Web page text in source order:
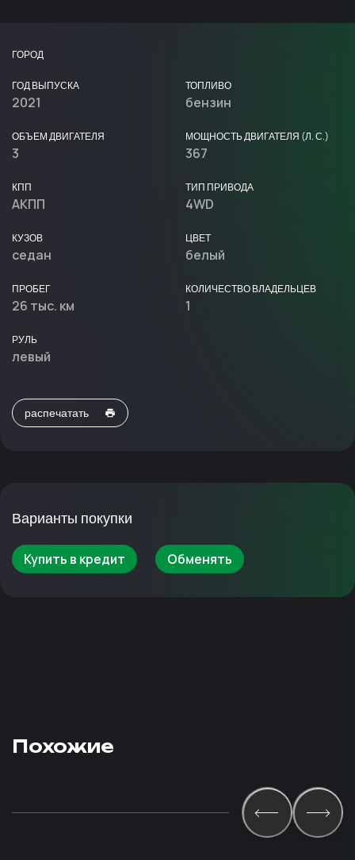
ГОРОД
ГОД ВЫПУСКА
2021
ТОПЛИВО
бензин
ОБЪЕМ ДВИГАТЕЛЯ
3
МОЩНОСТЬ ДВИГАТЕЛЯ (Л. С.)
367
КПП
АКПП
ТИП ПРИВОДА
4WD
КУЗОВ
седан
ЦВЕТ
белый
ПРОБЕГ
26 тыс. км
КОЛИЧЕСТВО ВЛАДЕЛЬЦЕВ
1
РУЛЬ
левый
распечатать
Варианты покупки
Купить в кредит Обменять
Похожие